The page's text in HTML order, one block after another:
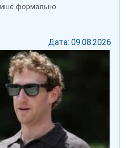
формально
Дата: 09.08.2026